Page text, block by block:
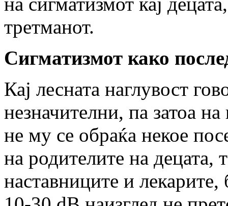
третманот.
Сигматизмот како
Кај лесната наглувост
незначителни, па затоа
не му се обраќа некое
на родителите на децата,
наставниците и лекарите,